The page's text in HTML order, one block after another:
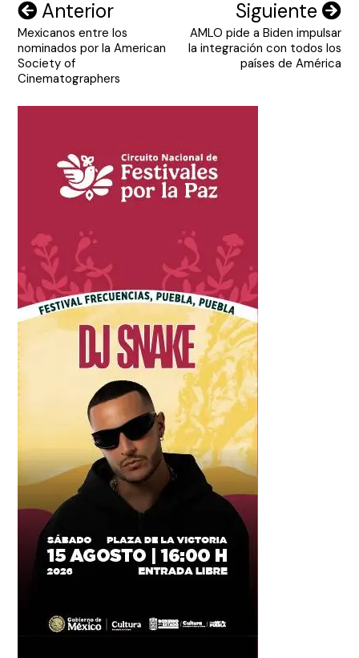
Navegación
de
entradas
Anterior
Mexicanos entre los
nominados por la American
Society of
Cinematographers
Siguiente
AMLO pide a Biden impulsar
la integración con todos los
países de América